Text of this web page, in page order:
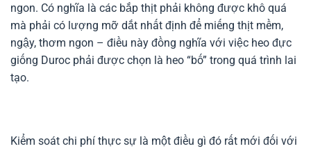
ngon. Có nghĩa là các bắp thịt phải không được khô quá
mà phải có lượng mỡ dắt nhất định để miếng thịt mềm,
ngậy, thơm ngon – điều này đồng nghĩa với việc heo đực
giống Duroc phải được chọn là heo “bố” trong quá trình lai
tạo.
Kiểm soát chi phí thực sự là một điều gì đó rất mới đối với